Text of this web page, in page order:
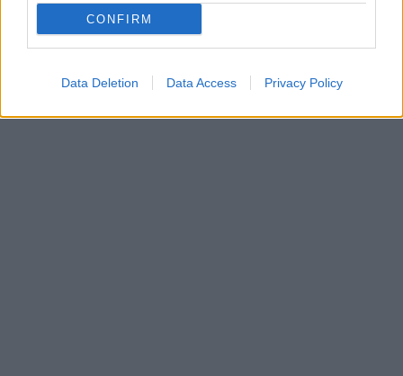
CONFIRM
Data Deletion Data Access Privacy Policy